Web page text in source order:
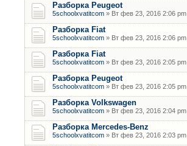
Разборка Peugeot
5schoolxvatitcom » Вт фев 23, 2016 2:06 pm
Разборка Fiat
5schoolxvatitcom » Вт фев 23, 2016 2:06 pm
Разборка Fiat
5schoolxvatitcom » Вт фев 23, 2016 2:05 pm
Разборка Peugeot
5schoolxvatitcom » Вт фев 23, 2016 2:05 pm
Разборка Volkswagen
5schoolxvatitcom » Вт фев 23, 2016 2:04 pm
Разборка Mercedes-Benz
5schoolxvatitcom » Вт фев 23, 2016 2:03 pm